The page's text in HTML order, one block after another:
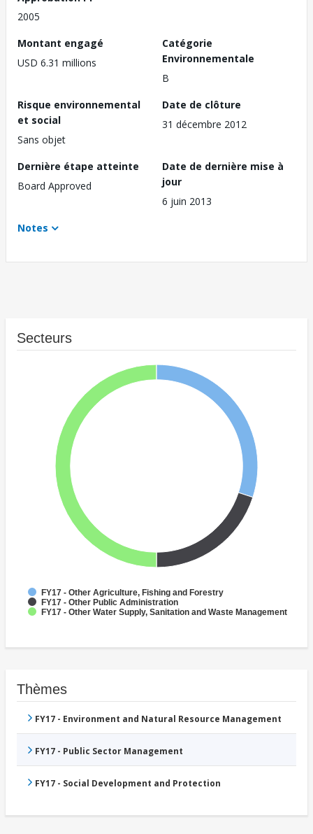
2005
Montant engagé
USD 6.31 millions
Catégorie
Environnementale
B
Risque environnemental
et social
Sans objet
Date de clôture
31 décembre 2012
Dernière étape atteinte
Board Approved
Date de dernière mise à
jour
6 juin 2013
Notes
Secteurs
FY17 - Other Agriculture, Fishing and Forestry
FY17 - Other Public Administration
FY17 - Other Water Supply, Sanitation and Waste Management
Thèmes
FY17 - Environment and Natural Resource Management
FY17 - Public Sector Management
FY17 - Social Development and Protection